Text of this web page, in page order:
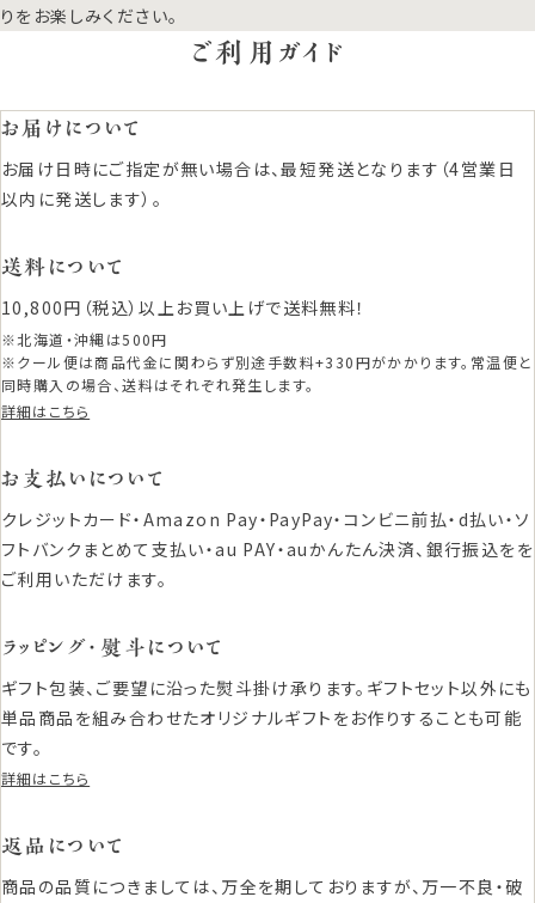
りをお楽しみください。
ご利用ガイド
お届けについて
お届け日時にご指定が無い場合は、最短発送となります（4営業日
以内に発送します）。
送料について
10,800円（税込）以上お買い上げで送料無料！
※北海道・沖縄は500円
※クール便は商品代金に関わらず別途手数料+330円がかかります。常温便と
同時購入の場合、送料はそれぞれ発生します。
詳細はこちら
お支払いについて
クレジットカード・Amazon Pay・PayPay・コンビニ前払・d払い・ソ
フトバンクまとめて支払い・au PAY・auかんたん決済、銀行振込をを
ご利用いただけます。
ラッピング・熨斗について
ギフト包装、ご要望に沿った熨斗掛け承ります。ギフトセット以外にも
単品商品を組み合わせたオリジナルギフトをお作りすることも可能
です。
詳細はこちら
返品について
商品の品質につきましては、万全を期しておりますが、万一不良・破